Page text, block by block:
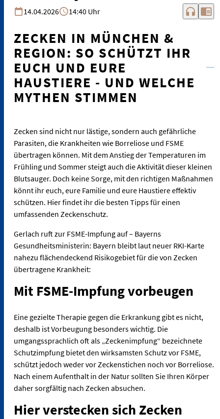
14.04.2026
14:40 Uhr headphones chrome_reader_mode
ZECKEN IN MÜNCHEN &
REGION: SO SCHÜTZT IHR
EUCH UND EURE
HAUSTIERE - UND WELCHE
MYTHEN STIMMEN
Zecken sind nicht nur lästige, sondern auch gefährliche
Parasiten, die Krankheiten wie Borreliose und FSME
übertragen können. Mit dem Anstieg der Temperaturen im
Frühling und Sommer steigt auch die Aktivität dieser kleinen
Blutsauger. Doch keine Sorge, mit den richtigen Maßnahmen
könnt ihr euch, eure Familie und eure Haustiere effektiv
schützen. Hier findet ihr die besten Tipps für einen
umfassenden Zeckenschutz.
Gerlach ruft zur FSME-Impfung auf – Bayerns
Gesundheitsministerin: Bayern bleibt laut neuer RKI-Karte
nahezu flächendeckend Risikogebiet für die von Zecken
übertragene Krankheit:
Mit FSME-Impfung vorbeugen
Eine gezielte Therapie gegen die Erkrankung gibt es nicht,
deshalb ist Vorbeugung besonders wichtig. Die
umgangssprachlich oft als „Zeckenimpfung“ bezeichnete
Schutzimpfung bietet den wirksamsten Schutz vor FSME,
schützt jedoch weder vor Zeckenstichen noch vor Borreliose.
Nach einem Aufenthalt in der Natur sollten Sie Ihren Körper
daher sorgfältig nach Zecken absuchen.
Hier verstecken sich Zecken